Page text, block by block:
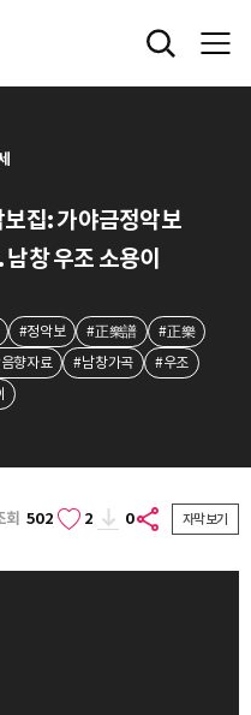
집: 가야금정악보
창 우조 소용이
#정악보 #正樂譜
#正樂
향자료 #남창가곡
#우조
회 502 2 0 자막보기